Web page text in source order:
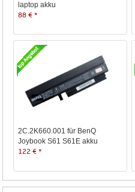
laptop akku
88 € *
2C.2K660.001 für BenQ
Joybook S61 S61E akku
122 € *